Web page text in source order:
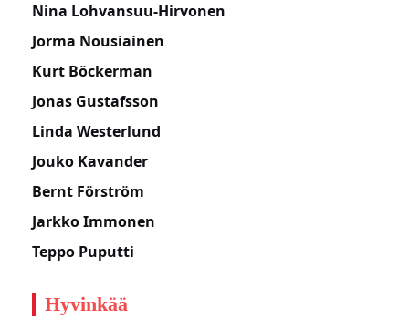
Nina Lohvansuu-Hirvonen
Jorma Nousiainen
Kurt Böckerman
Jonas Gustafsson
Linda Westerlund
Jouko Kavander
Bernt Förström
Jarkko Immonen
Teppo Puputti
Hyvinkää